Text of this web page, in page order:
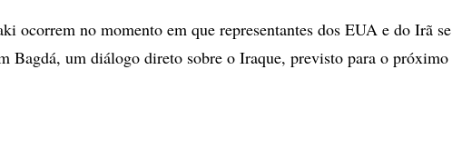
ocorrem no momento em que representantes dos EUA e do Irã se
Bagdá, um diálogo direto sobre o Iraque, previsto para o próximo